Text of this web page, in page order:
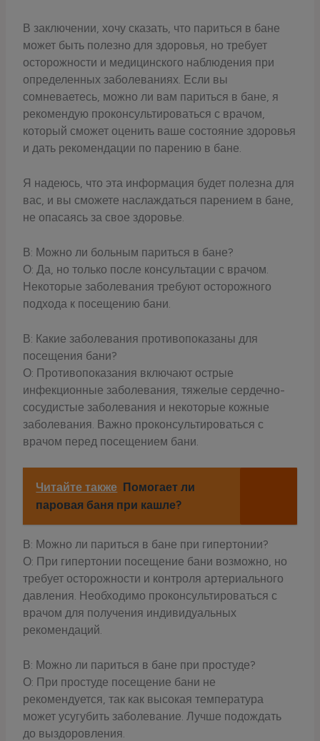
В заключении, хочу сказать, что париться в бане
может быть полезно для здоровья, но требует
осторожности и медицинского наблюдения при
определенных заболеваниях. Если вы
сомневаетесь, можно ли вам париться в бане, я
рекомендую проконсультироваться с врачом,
который сможет оценить ваше состояние здоровья
и дать рекомендации по парению в бане.
Я надеюсь, что эта информация будет полезна для
вас, и вы сможете наслаждаться парением в бане,
не опасаясь за свое здоровье.
В: Можно ли больным париться в бане?
О: Да, но только после консультации с врачом.
Некоторые заболевания требуют осторожного
подхода к посещению бани.
В: Какие заболевания противопоказаны для
посещения бани?
О: Противопоказания включают острые
инфекционные заболевания, тяжелые сердечно-
сосудистые заболевания и некоторые кожные
заболевания. Важно проконсультироваться с
врачом перед посещением бани.
Читайте также Помогает ли
паровая баня при кашле?
В: Можно ли париться в бане при гипертонии?
О: При гипертонии посещение бани возможно, но
требует осторожности и контроля артериального
давления. Необходимо проконсультироваться с
врачом для получения индивидуальных
рекомендаций.
В: Можно ли париться в бане при простуде?
О: При простуде посещение бани не
рекомендуется, так как высокая температура
может усугубить заболевание. Лучше подождать
до выздоровления.